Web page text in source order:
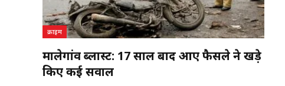
क्राइम
मालेगांव ब्लास्ट: 17 साल बाद आए फैसले ने खड़े
किए कई सवाल